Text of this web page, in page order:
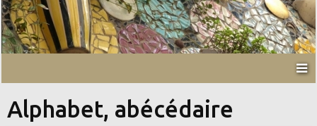
Alphabet, abécédaire